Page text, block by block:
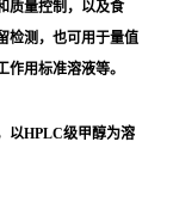
质量控制，以及食
检测，也可用于量值
用标准溶液等。
以HPLC级甲醇为溶